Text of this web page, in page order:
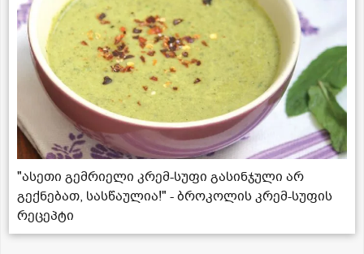
"ასეთი გემრიელი კრემ-სუფი გასინჯული არ
გექნებათ, სასწაულია!" - ბროკოლის კრემ-სუფის
რეცეპტი